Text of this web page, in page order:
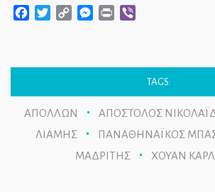
Facebook
Twitter
Copy
Messenger
Print
TAGS:
ΑΠΟΛΛΩΝ ΑΠΟΣΤΟΛΟΣ
ΛΙΑΜΗΣ
ΠΑΝΑΘΗΝΑΪΚΟΣ
ΜΑΔΡΙΤΗΣ
ΧΟΥΑΝ